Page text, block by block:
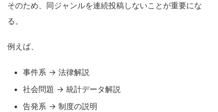
そのため、同ジャンルを連続投稿しないことが重要にな
る。
例えば、
事件系 → 法律解説
社会問題 → 統計データ解説
告発系 → 制度の説明